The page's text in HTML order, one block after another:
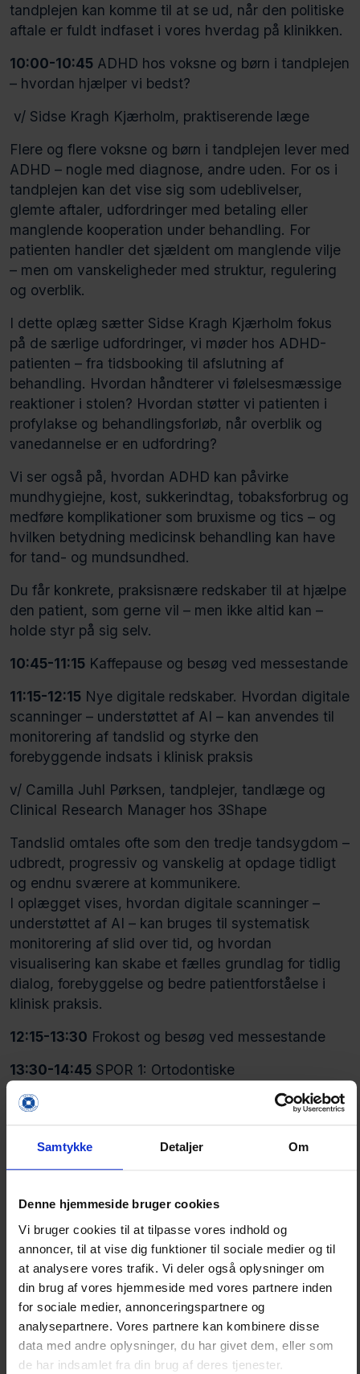
Samtykke Detaljer Om
Denne hjemmeside bruger cookies
Vi bruger cookies til at tilpasse vores indhold og
annoncer, til at vise dig funktioner til sociale medier og til
at analysere vores trafik. Vi deler også oplysninger om
din brug af vores hjemmeside med vores partnere inden
for sociale medier, annonceringspartnere og
analysepartnere. Vores partnere kan kombinere disse
data med andre oplysninger, du har givet dem, eller som
de har indsamlet fra din brug af deres tjenester.
tandplejen kan komme til at se ud, når den politiske
aftale er fuldt indfaset i vores hverdag på klinikken.
10:00-10:45 ADHD hos voksne og børn i tandplejen
– hvordan hjælper vi bedst?
v/ Sidse Kragh Kjærholm, praktiserende læge
Flere og flere voksne og børn i tandplejen lever med
ADHD – nogle med diagnose, andre uden. For os i
tandplejen kan det vise sig som udeblivelser,
glemte aftaler, udfordringer med betaling eller
manglende kooperation under behandling. For
patienten handler det sjældent om manglende vilje
– men om vanskeligheder med struktur, regulering
og overblik.
I dette oplæg sætter Sidse Kragh Kjærholm fokus
på de særlige udfordringer, vi møder hos ADHD-
patienten – fra tidsbooking til afslutning af
behandling. Hvordan håndterer vi følelsesmæssige
reaktioner i stolen? Hvordan støtter vi patienten i
profylakse og behandlingsforløb, når overblik og
vanedannelse er en udfordring?
Vi ser også på, hvordan ADHD kan påvirke
mundhygiejne, kost, sukkerindtag, tobaksforbrug og
medføre komplikationer som bruxisme og tics – og
hvilken betydning medicinsk behandling kan have
for tand- og mundsundhed.
Du får konkrete, praksisnære redskaber til at hjælpe
den patient, som gerne vil – men ikke altid kan –
holde styr på sig selv.
10:45-11:15 Kaffepause og besøg ved messestande
11:15-12:15 Nye digitale redskaber. Hvordan digitale
scanninger – understøttet af AI – kan anvendes til
monitorering af tandslid og styrke den
forebyggende indsats i klinisk praksis
v/ Camilla Juhl Pørksen, tandplejer, tandlæge og
Clinical Research Manager hos 3Shape
Tandslid omtales ofte som den tredje tandsygdom –
udbredt, progressiv og vanskelig at opdage tidligt
og endnu sværere at kommunikere.
I oplægget vises, hvordan digitale scanninger –
understøttet af AI – kan bruges til systematisk
monitorering af slid over tid, og hvordan
visualisering kan skabe et fælles grundlag for tidlig
dialog, forebyggelse og bedre patientforståelse i
klinisk praksis.
12:15-13:30 Frokost og besøg ved messestande
13:30-14:45 SPOR 1: Ortodontiske
visitationskriterier – hvornår skal jeg gøre hvad?
v/ Peter Stoustrup, professor, specialtandlæge i
ortodonti, Ph.d., Aarhus Universitet
Dette oplæg er målrettet tandplejere, som i det
daglige arbejde med børn og unge har en helt
central rolle i monitoreringen af vækst,
tandfrembrud og okklusionsudvikling. Det er her, de
første tegn på afvigelser opdages – og hvor rettidig
visitation er afgørende.
Fejl eller forsinkelser i vurderingen kan få
konsekvenser: behandlingsmuligheder kan
forpasses, behandlingsbehov kan øges, og mere
omfattende indgreb kan blive nødvendige.